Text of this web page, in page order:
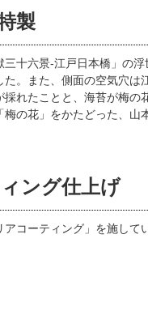
製
十六景-江戸日本橋」の
た。また、側面の空気穴は
れたことと、海苔が梅の
梅の花」をかたどった、山
ング仕上げ
コーティング」を施して